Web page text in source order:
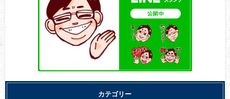
カテゴリー